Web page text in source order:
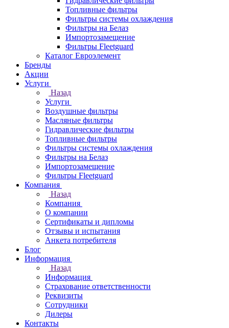
Топливные фильтры
Фильтры системы охлаждения
Фильтры на Белаз
Импортозамещение
Фильтры Fleetguard
Каталог Евроэлемент
Бренды
Акции
Услуги
Назад
Услуги
Воздушные фильтры
Масляные фильтры
Гидравлические фильтры
Топливные фильтры
Фильтры системы охлаждения
Фильтры на Белаз
Импортозамещение
Фильтры Fleetguard
Компания
Назад
Компания
О компании
Сертификаты и дипломы
Отзывы и испытания
Анкета потребителя
Блог
Информация
Назад
Информация
Страхование ответственности
Реквизиты
Сотрудники
Дилеры
Контакты